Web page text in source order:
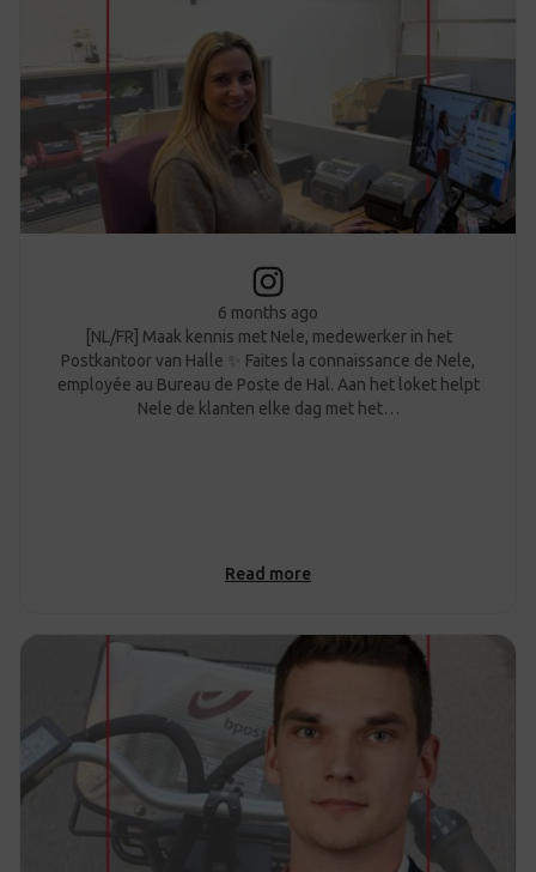
6 months ago
[NL/FR] Maak kennis met Nele, medewerker in het
Postkantoor van Halle ✨ Faites la connaissance de Nele,
employée au Bureau de Poste de Hal. Aan het loket helpt
Nele de klanten elke dag met het…
Read more